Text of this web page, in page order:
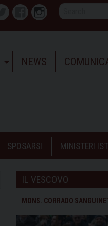
Twitter FacebookInstagram
NEWS
SPOSARSI MINISTERI
IL VESCOVO
MONS. CORRADO